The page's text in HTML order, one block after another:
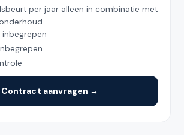
per jaar alleen in combinatie met
Contract aanvragen →